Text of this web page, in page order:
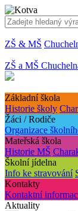
ZŠ & MŠ
ZŠ a MŠ
Základní škola
Historie školy
Žáci / Rodiče
Organizace
Mateřská škola
Historie MŠ
Školní jídelna
Info ke stravování
Kontakty
Kontaktní
Aktuality